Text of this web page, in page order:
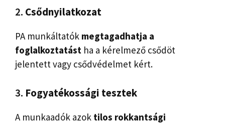
2. Csődnyilatkozat
PA munkáltatók megtagadhatja a
foglalkoztatást ha a kérelmező csődöt
jelentett vagy csődvédelmet kért.
3. Fogyatékossági tesztek
A munkaadók azok tilos rokkantsági